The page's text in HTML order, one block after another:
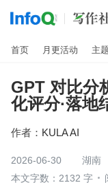
首页 月更活动 主
GPT 对比分
化评分·落地
作者： KULA AI
2026-06-30
湖南
本文字数：2132 字